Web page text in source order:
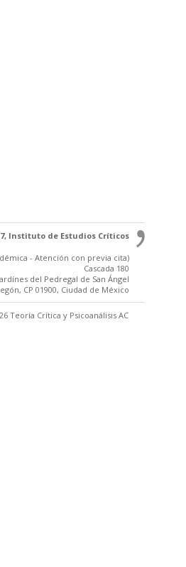
Instituto de Estudios Críticos
- Atención con previa cita)
Cascada 180
del Pedregal de San Ángel
CP 01900, Ciudad de México
Teoría Crítica y Psicoanálisis AC